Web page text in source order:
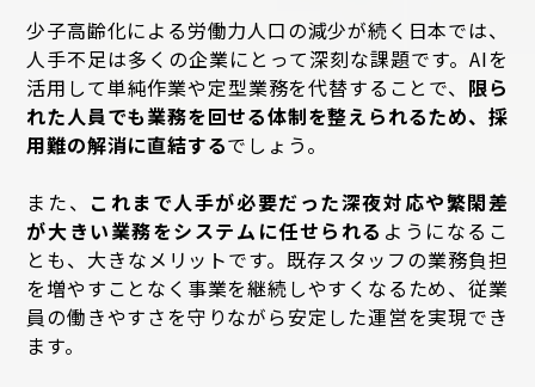
少子高齢化による労働力人口の減少が続く日本では、
人手不足は多くの企業にとって深刻な課題です。AIを
活用して単純作業や定型業務を代替することで、 限ら
れた人員でも業務を回せる体制を整えられるため、採
用難の解消に直結するでしょう。
また、 これまで人手が必要だった深夜対応や繁閑差
が大きい業務をシステムに任せられる ようになるこ
とも、大きなメリットです。既存スタッフの業務負担
を増やすことなく事業を継続しやすくなるため、従業
員の働きやすさを守りながら安定した運営を実現でき
ます。